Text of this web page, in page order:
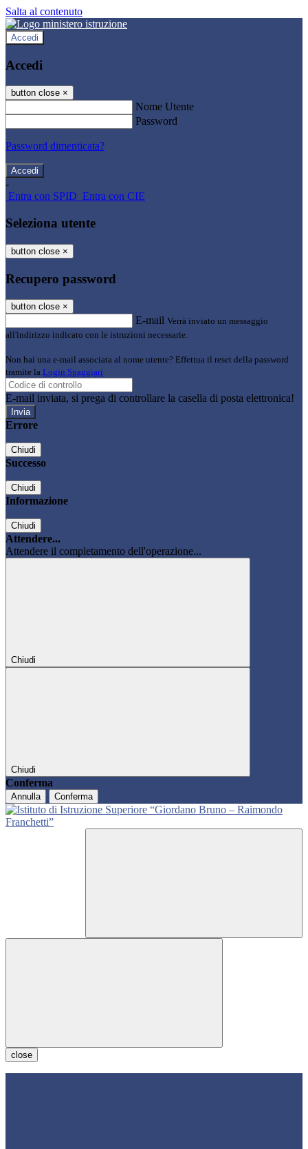
Salta al contenuto
Accedi
Accedi
button close ×
Nome Utente
Password
Password dimenticata?
-
Entra con SPID Entra con CIE
Seleziona utente
button close ×
Recupero password
button close ×
E-mail Verrà inviato un messaggio
all'indirizzo indicato con le istruzioni necessarie.
Non hai una e-mail associata al nome utente? Effettua il reset della password
tramite la Login Spaggiari
E-mail inviata, si prega di controllare la casella di posta elettronica!
Errore
Chiudi
Successo
Chiudi
Informazione
Chiudi
Attendere...
Attendere il completamento dell'operazione...
Chiudi
Chiudi
Conferma
Annulla Conferma
close